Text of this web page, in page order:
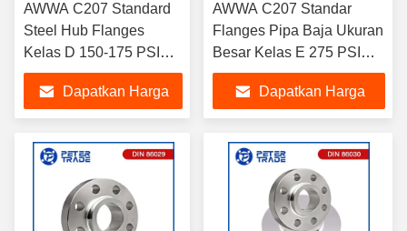
AWWA C207 Standard
Steel Hub Flanges
Kelas D 150-175 PSI
Untuk Layanan Perairan
Dapatkan Harga
AWWA C207 Standar
Flanges Pipa Baja Ukuran
Besar Kelas E 275 PSI
Hubbed Slip On Flange
untuk Layanan Pekerjaan
Air
Dapatkan Harga